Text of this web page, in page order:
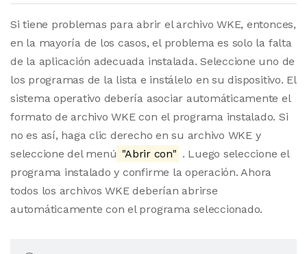
Si tiene problemas para abrir el archivo WKE, entonces,
en la mayoría de los casos, el problema es solo la falta
de la aplicación adecuada instalada. Seleccione uno de
los programas de la lista e instálelo en su dispositivo. El
sistema operativo debería asociar automáticamente el
formato de archivo WKE con el programa instalado. Si
no es así, haga clic derecho en su archivo WKE y
seleccione del menú "Abrir con" . Luego seleccione el
programa instalado y confirme la operación. Ahora
todos los archivos WKE deberían abrirse
automáticamente con el programa seleccionado.